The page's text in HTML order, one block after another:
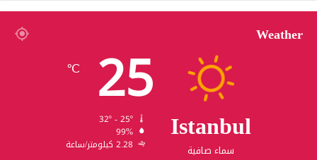
Weather
Istanbul
سماء صافية
25
℃
99%
2.28 كيلومتر/ساعة